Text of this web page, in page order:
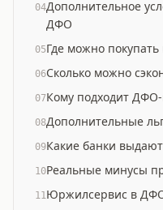
04Дополнительное
ДФО
05Где можно покупать
06Сколько можно
07Кому подходит
08Дополнительные
09Какие банки
10Реальные минусы
11Юржилсервис в